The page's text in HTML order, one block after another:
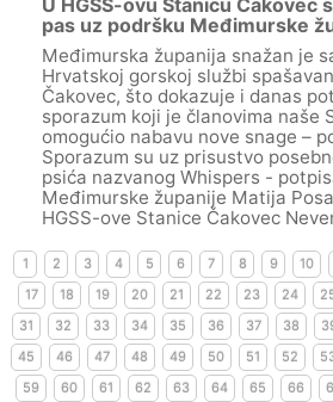
pas uz podršku Međimurske
Međimurska županija snažan je
Hrvatskoj gorskoj službi
Čakovec, što dokazuje i danas
sporazum koji je članovima naše
omogućio nabavu nove snage –
Sporazum su uz prisustvo
psića nazvanog Whispers -
Međimurske županije Matija
HGSS-ove Stanice Čakovec
1 2 3 4 5 6 7 8 9 10
17
18 19 20 21 22 23 24
31
32 33 34 35 36 37 38
45
46 47 48 49 50 51 52
59
60 61 62 63 64 65 66